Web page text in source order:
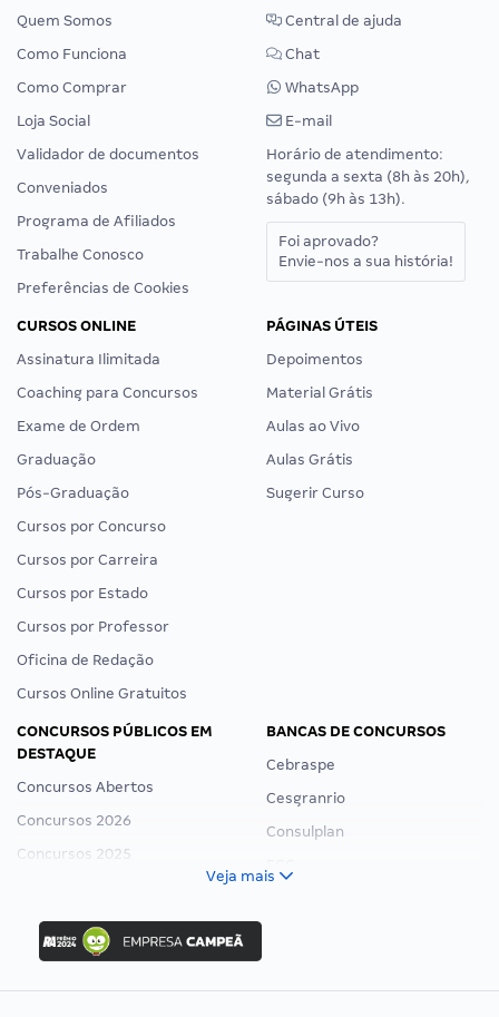
Quem Somos
Como Funciona
Como Comprar
Loja Social
Validador de documentos
Conveniados
Programa de Afiliados
Trabalhe Conosco
Preferências de Cookies
Central de ajuda
Chat
WhatsApp
E-mail
Horário de atendimento:
segunda a sexta (8h às 20h),
sábado (9h às 13h).
Foi aprovado?
Envie-nos a sua história!
CURSOS ONLINE
Assinatura Ilimitada
Coaching para Concursos
Exame de Ordem
Graduação
Pós-Graduação
Cursos por Concurso
Cursos por Carreira
Cursos por Estado
Cursos por Professor
Oficina de Redação
Cursos Online Gratuitos
PÁGINAS ÚTEIS
Depoimentos
Material Grátis
Aulas ao Vivo
Aulas Grátis
Sugerir Curso
CONCURSOS PÚBLICOS EM
DESTAQUE
Concursos Abertos
Concursos 2026
Concursos 2025
Concurso Ibama
Concurso MPU
Editais publicados
BANCAS DE CONCURSOS
Cebraspe
Cesgranrio
Consulplan
Veja mais